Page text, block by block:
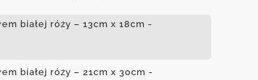
białej róży – 13cm x 18cm -
białej róży – 21cm x 30cm -